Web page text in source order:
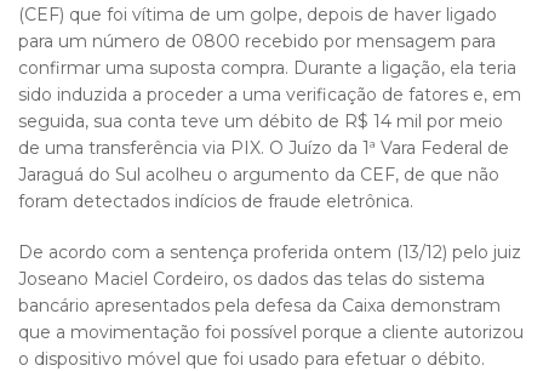
(CEF) que foi vítima de um golpe, depois de haver ligado
para um número de 0800 recebido por mensagem para
confirmar uma suposta compra. Durante a ligação, ela teria
sido induzida a proceder a uma verificação de fatores e, em
seguida, sua conta teve um débito de R$ 14 mil por meio
de uma transferência via PIX. O Juízo da 1ª Vara Federal de
Jaraguá do Sul acolheu o argumento da CEF, de que não
foram detectados indícios de fraude eletrônica.
De acordo com a sentença proferida ontem (13/12) pelo juiz
Joseano Maciel Cordeiro, os dados das telas do sistema
bancário apresentados pela defesa da Caixa demonstram
que a movimentação foi possível porque a cliente autorizou
o dispositivo móvel que foi usado para efetuar o débito.